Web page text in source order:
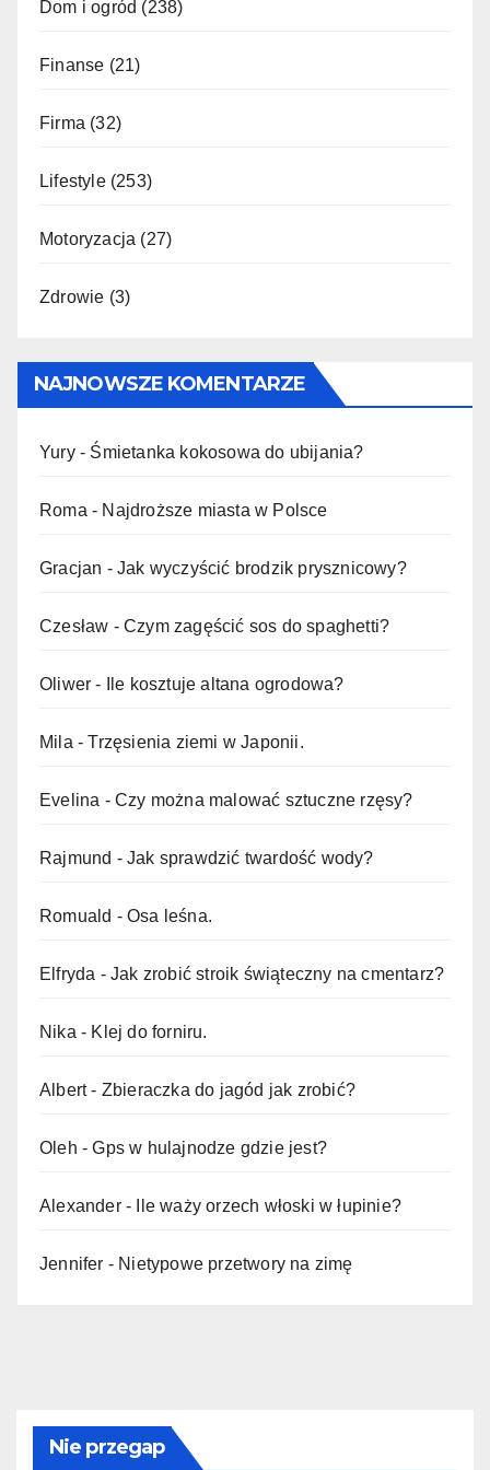
Dom i ogród (238)
Finanse (21)
Firma (32)
Lifestyle(253)
Motoryzacja (27)
Zdrowie (3)
NAJNOWSZE KOMENTARZE
Yury- Śmietanka kokosowa do ubijania?
Roma - Najdroższe miasta w Polsce
Gracjan -Jak wyczyścić brodzik prysznicowy?
Czesław -Czym zagęścić sos do spaghetti?
Oliwer - Ile kosztuje altana ogrodowa?
Mila -Trzęsienia ziemi w Japonii.
Evelina -Czy można malować sztuczne rzęsy?
Rajmund -Jak sprawdzić twardość wody?
Romuald -Osa leśna.
Elfryda -Jak zrobić stroik świąteczny na cmentarz?
Nika - Klej do forniru.
Albert- Zbieraczka do jagód jak zrobić?
Oleh -Gps w hulajnodze gdzie jest?
Alexander- Ile waży orzech włoski w łupinie?
Jennifer - Nietypowe przetwory na zimę
Nie przegap